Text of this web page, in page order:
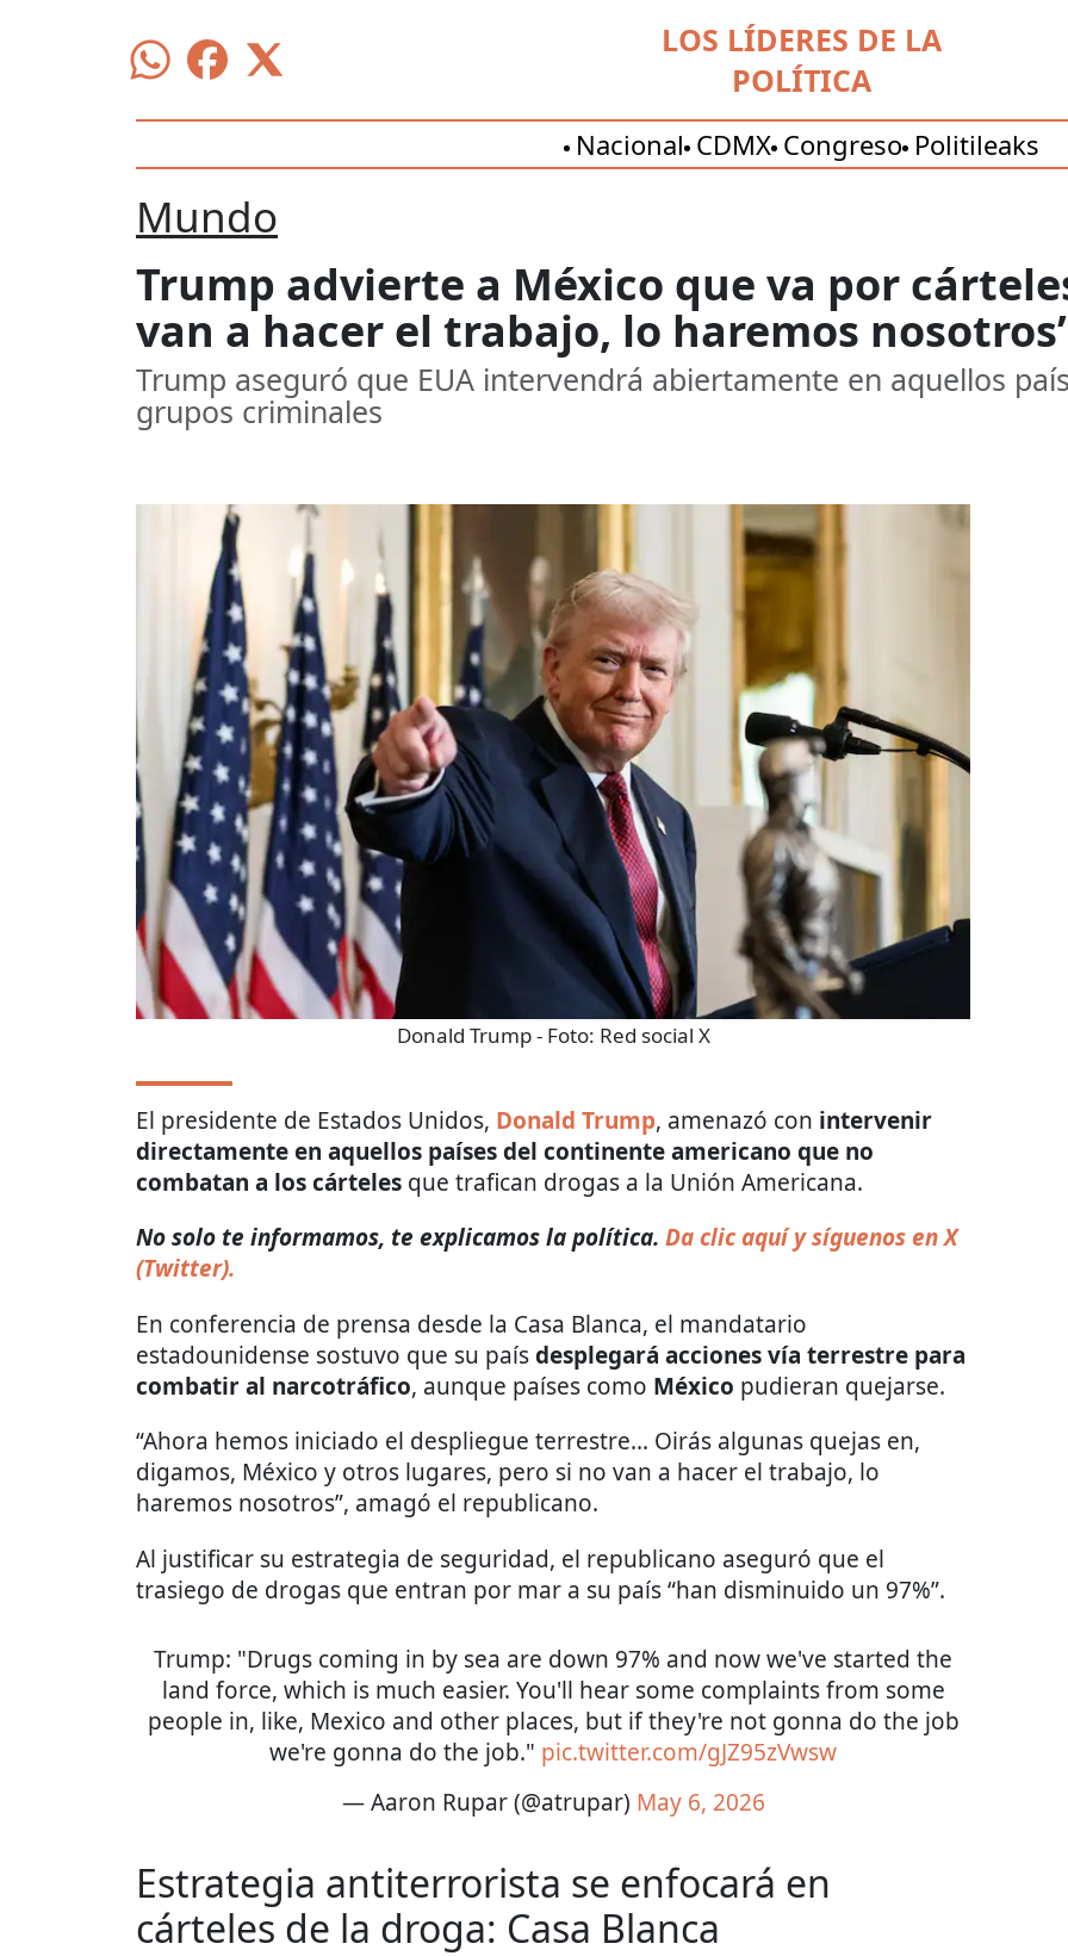
LOS LÍDERES DE LA
POLÍTICA
Nacional CDMX Congreso Politileaks
Mundo
Trump advierte a México que va por
van a hacer el trabajo, lo haremos nosotros’
Trump aseguró que EUA intervendrá abiertamente en aquellos
grupos criminales
Donald Trump- Foto: Red social X
El presidente de Estados Unidos, Donald Trump, amenazó con intervenir
directamente en aquellos países del continente americano que no
combatan a los cárteles que trafican drogas a la Unión Americana.
No solo te informamos, te explicamos la política. Da clic aquí y síguenos en X
(Twitter).
En conferencia de prensa desde la Casa Blanca, el mandatario
estadounidense sostuvo que su paísdesplegará acciones vía terrestre para
combatir al narcotráfico, aunque países como México pudieran quejarse.
“Ahora hemos iniciado el despliegue terrestre... Oirás algunas quejas en,
digamos, México y otros lugares, pero si no van a hacer el trabajo, lo
haremos nosotros”, amagó el republicano.
Al justificar su estrategia de seguridad, el republicano aseguró que el
trasiego de drogas que entran por mar a su país “han disminuido un 97%”.
Trump: "Drugs coming in by sea are down 97% and now we've started the
land force, which is much easier. You'll hear some complaints from some
people in, like, Mexico and other places, but if they're not gonna do the job
we're gonna do the job." pic.twitter.com/gJZ95zVwsw
— Aaron Rupar (@atrupar) May 6, 2026
Estrategia antiterrorista se enfocará en
cárteles de la droga: Casa Blanca